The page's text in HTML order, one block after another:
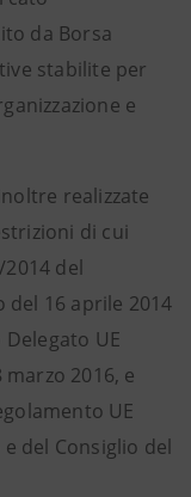
da Borsa
stabilite per
e
realizzate
di cui
2014 del
del 16 aprile 2014
UE
2016, e
UE
del Consiglio del